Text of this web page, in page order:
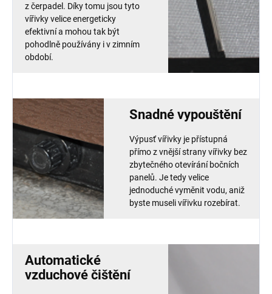
z čerpadel. Díky tomu jsou tyto
vířivky velice energeticky
efektivní a mohou tak být
pohodlně používány i v zimním
období.
Snadné vypouštění
Výpusť vířivky je přístupná
přímo z vnější strany vířivky bez
zbytečného otevírání bočních
panelů. Je tedy velice
jednoduché vyměnit vodu, aniž
byste museli vířivku rozebírat.
Automatické
vzduchové čištění